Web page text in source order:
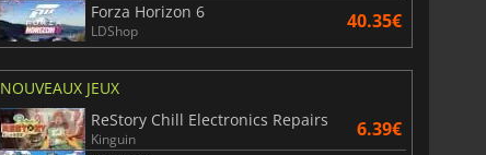
Forza Horizon 6
LDShop 40.35€
NOUVEAUX JEUX
ReStory Chill Electronics Repairs
Kinguin 6.39€